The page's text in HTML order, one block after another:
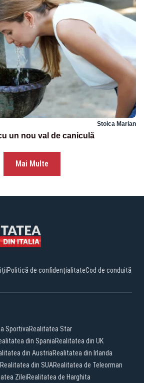
Stoica Marian
un nou val de caniculă
Mai Multe
Politică de confidențialitateCod de conduită
SportivaRealitatea Star
din SpaniaRealitatea din UK
din AustriaRealitatea din Irlanda
Realitatea din SUARealitatea de Teleorman
ZileiRealitatea de Harghita